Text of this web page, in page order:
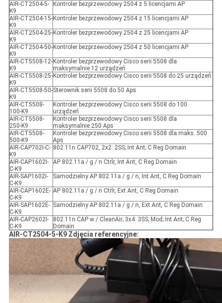
AIR-CT2504-5-
K9
Kontroler bezprzewodowy 2504 z 5 licencjami AP
AIR-CT2504-15-
K9
Kontroler bezprzewodowy 2504 z 15 licencjami AP
AIR-CT2504-25-
K9
Kontroler bezprzewodowy 2504 z 25 licencjami AP
AIR-CT2504-50-
K9
Kontroler bezprzewodowy 2504 z 50 licencjami AP
AIR-CT5508-12-
K9
Kontroler bezprzewodowy Cisco serii 5508 dla
maksymalnie 12 urządzeń
AIR-CT5508-25-
K9
Kontroler bezprzewodowy Cisco serii 5508 do 25 urządzeń
AIR-CT5508-50-
K9
Sterownik serii 5508 do 50 Aps
AIR-CT5508-
100-K9
Kontroler bezprzewodowy Cisco serii 5508 do 100
urządzeń
AIR-CT5508-
250-K9
Kontroler bezprzewodowy Cisco serii 5508 dla
maksymalnie 250 Aps
AIR-CT5508-
500-K9
Kontroler bezprzewodowy Cisco serii 5508 dla maks. 500
Aps
AIR-CAP702I-C-
K9
802.11n CAP702, 2x2: 2SS; Int Ant; C Reg Domain
AIR-CAP1602I-
C-K9
AP 802.11a / g / n Ctrlr, Int Ant, C Reg Domain
AIR-SAP1602I-
C-K9
Samodzielny AP 802.11a / g / n, Int Ant, C Reg Domain
AIR-CAP1602E-
C-K9
AP 802.11a / g / n Ctrlr, Ext Ant, C Reg Domain
AIR-SAP1602E-
C-K9
Samodzielny AP 802.11a / g / n, Ext Ant, C Reg Domain
AIR-CAP2602I-
C-K9
802.11n CAP w / CleanAir; 3x4: 3SS; Mod; Int Ant; C Reg
Domain
AIR-CT2504-5-K9 Zdjęcia referencyjne: